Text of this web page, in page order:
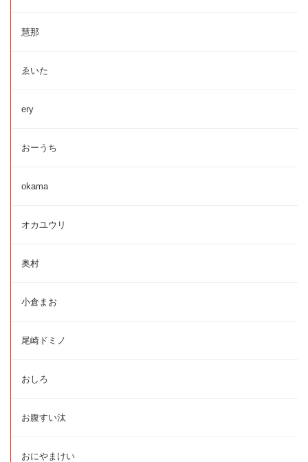
慧那
ゑいた
ery
おーうち
okama
オカユウリ
奥村
小倉まお
尾崎ドミノ
おしろ
お腹すい汰
おにやまけい